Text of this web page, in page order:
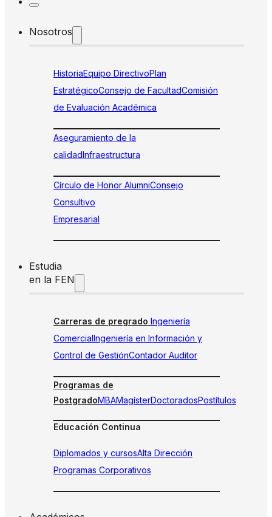
Nosotros
HistoriaEquipo DirectivoPlan
EstratégicoConsejo de FacultadComisión
de Evaluación Académica
Aseguramiento de la
calidadInfraestructura
Círculo de Honor AlumniConsejo
Consultivo
Empresarial
Estudia
en la FEN
Carreras de pregrado Ingeniería
ComercialIngeniería en Información y
Control de GestiónContador Auditor
Programas de
PostgradoMBAMagísterDoctoradosPostítulos
Educación Continua
Diplomados y cursosAlta Dirección
Programas Corporativos